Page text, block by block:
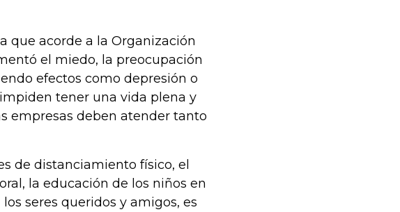
que acorde a la Organización
el miedo, la preocupación
efectos como depresión o
tener una vida plena y
empresas deben atender tanto
de distanciamiento físico, el
la educación de los niños en
seres queridos y amigos, es